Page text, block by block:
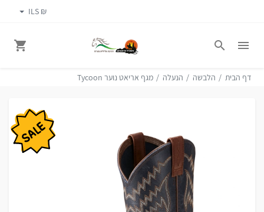
₪ ILS
דף הבית הלבשה הנעלה מגף אריאט נוער Tycoon